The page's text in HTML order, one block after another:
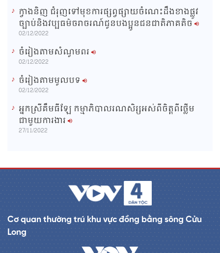
ក្វាងនិញ ជំរុញទៅមុខការផ្សព្វផ្សាយចំណេះដឹងខាងផ្លូវ
ច្បាប់និងវប្បធម៌ចរាចរណ៍ជូនបងប្អូនជនជាតិភាគតិច
02/12/2022
ចំរៀងតាមសំណូមពរ
02/12/2022
ចំរៀងតាមមូលបទ
02/12/2022
អ្នកស្រីគឹមធីឡែ កម្មាភិបាលរណសិរ្សអស់ពីចិត្តពីថ្លើម
ជាមួយការងារ
27/11/2022
Cơ quan thường trú khu vực đồng bằng sông Cửu
Long